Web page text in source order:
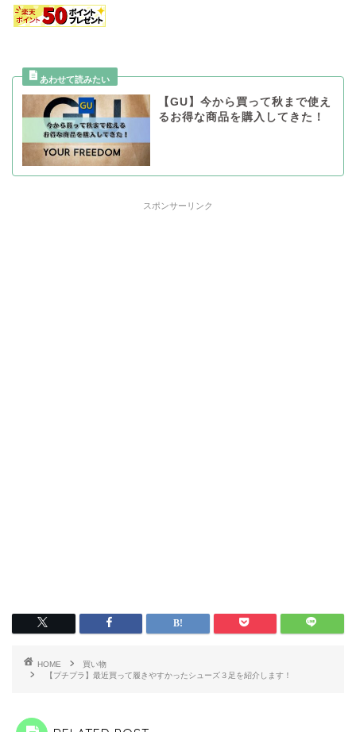
【GU】今から買って秋まで使え
るお得な商品を購入してきた！
スポンサーリンク
HOME
買い物
【プチプラ】最近買って履きやすかったシューズ３足を紹介します！